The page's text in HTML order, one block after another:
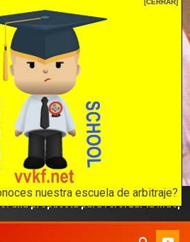
[CERRAR]
nuestra escuela de arbitraje?
el
internet
en internet
para reforzar la independencia